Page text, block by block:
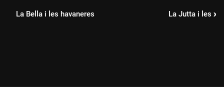
La Bella i les havaneres La Jutta i les